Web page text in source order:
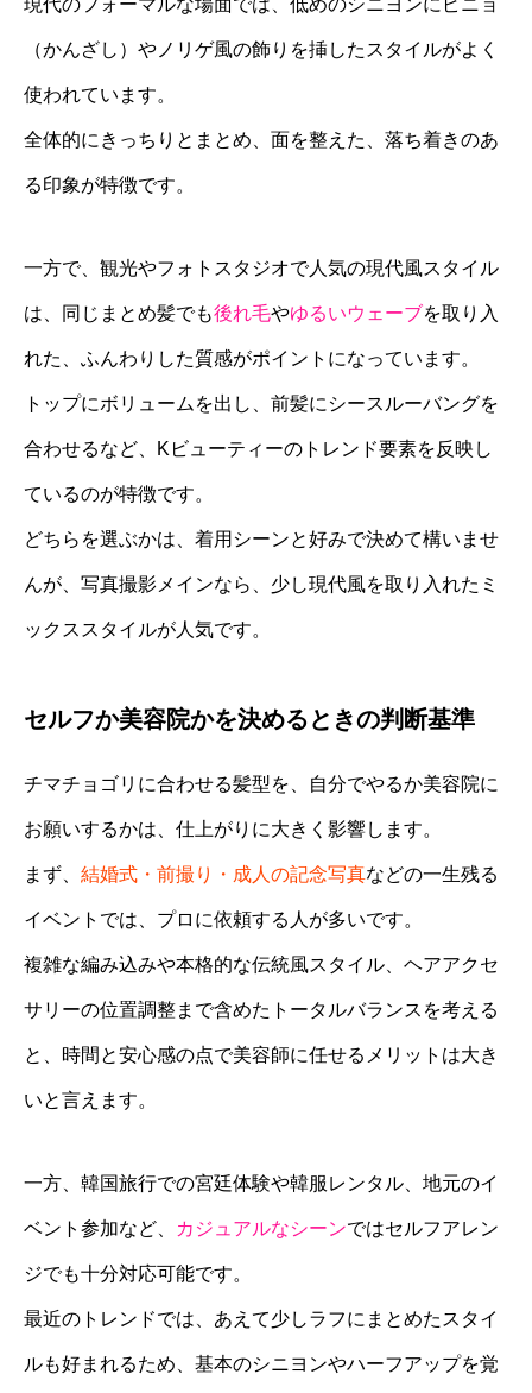
（かんざし）やノリゲ風の飾りを挿したスタイルがよく
使われています。
全体的にきっちりとまとめ、面を整えた、落ち着きのあ
る印象が特徴です。
一方で、観光やフォトスタジオで人気の現代風スタイル
は、同じまとめ髪でも後れ毛やゆるいウェーブを取り入
れた、ふんわりした質感がポイントになっています。
トップにボリュームを出し、前髪にシースルーバングを
合わせるなど、Kビューティーのトレンド要素を反映し
ているのが特徴です。
どちらを選ぶかは、着用シーンと好みで決めて構いませ
んが、写真撮影メインなら、少し現代風を取り入れたミ
ックススタイルが人気です。
セルフか美容院かを決めるときの判断基準
チマチョゴリに合わせる髪型を、自分でやるか美容院に
お願いするかは、仕上がりに大きく影響します。
まず、 結婚式・前撮り・成人の記念写真などの一生残る
イベントでは、プロに依頼する人が多いです。
複雑な編み込みや本格的な伝統風スタイル、ヘアアクセ
サリーの位置調整まで含めたトータルバランスを考える
と、時間と安心感の点で美容師に任せるメリットは大き
いと言えます。
一方、韓国旅行での宮廷体験や韓服レンタル、地元のイ
ベント参加など、 カジュアルなシーンではセルフアレン
ジでも十分対応可能です。
最近のトレンドでは、あえて少しラフにまとめたスタイ
ルも好まれるため、基本のシニヨンやハーフアップを覚